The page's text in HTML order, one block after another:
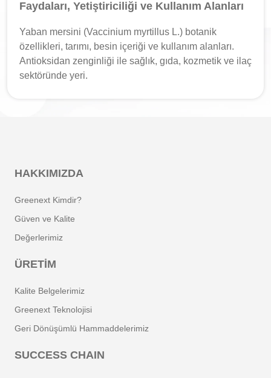
Faydaları, Yetiştiriciliği ve Kullanım Alanları
Yaban mersini (Vaccinium myrtillus L.) botanik
özellikleri, tarımı, besin içeriği ve kullanım alanları.
Antioksidan zenginliği ile sağlık, gıda, kozmetik ve ilaç
sektöründe yeri.
HAKKIMIZDA
Greenext Kimdir?
Güven ve Kalite
Değerlerimiz
ÜRETIM
Kalite Belgelerimiz
Greenext Teknolojisi
Geri Dönüşümlü Hammaddelerimiz
SUCCESS CHAIN